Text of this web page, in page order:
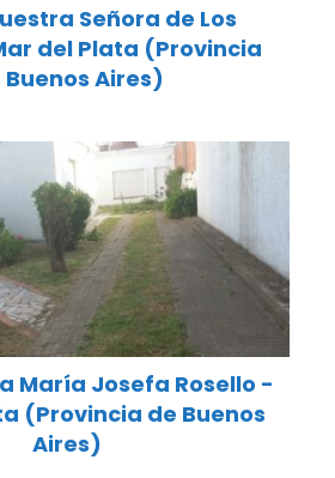
Señora de Los
del Plata (Provincia
Buenos Aires)
María Josefa Rosello -
(Provincia de Buenos
Aires)